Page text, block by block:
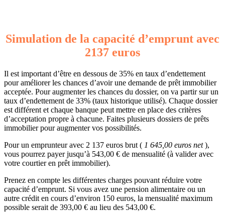
Simulation de la capacité d’emprunt avec
2137 euros
Il est important d’être en dessous de 35% en taux d’endettement
pour améliorer les chances d’avoir une demande de prêt immobilier
acceptée. Pour augmenter les chances du dossier, on va partir sur un
taux d’endettement de 33% (taux historique utilisé). Chaque dossier
est différent et chaque banque peut mettre en place des critères
d’acceptation propre à chacune. Faites plusieurs dossiers de prêts
immobilier pour augmenter vos possibilités.
Pour un emprunteur avec 2 137 euros brut ( 1 645,00 euros net),
vous pourrez payer jusqu’à 543,00 € de mensualité (à valider avec
votre courtier en prêt immobilier).
Prenez en compte les différentes charges pouvant réduire votre
capacité d’emprunt. Si vous avez une pension alimentaire ou un
autre crédit en cours d’environ 150 euros, la mensualité maximum
possible serait de 393,00 € au lieu des 543,00 €.